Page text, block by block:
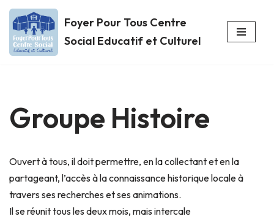
Aller
au
Foyer Pour Tous Centre
Social Educatif et Culturel
Groupe Histoire
Ouvert à tous, il doit permettre, en la collectant et en la
partageant, l’accès à la connaissance historique locale à
travers ses recherches et ses animations.
Il se réunit tous les deux mois, mais intercale